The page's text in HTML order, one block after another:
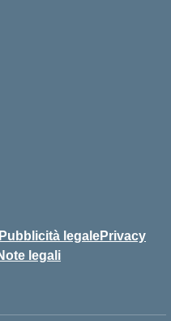
Pubblicità legalePrivacy
legali